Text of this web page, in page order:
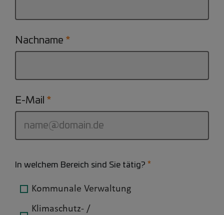
Nachname
E-Mail
In welchem Bereich sind Sie tätig?
Kommunale Verwaltung
Klimaschutz- /